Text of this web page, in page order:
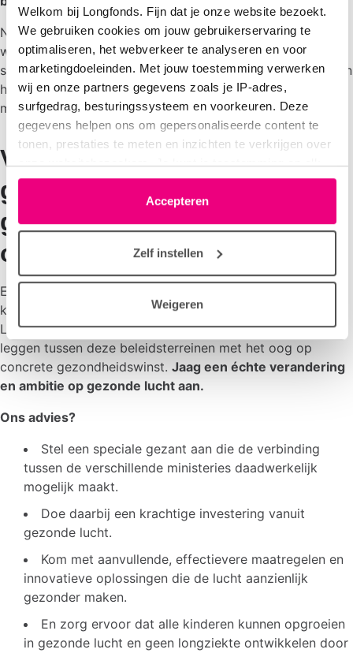
Welkom bij Longfonds. Fijn dat je onze website bezoekt.
We gebruiken cookies om jouw gebruikerservaring te
optimaliseren, het webverkeer te analyseren en voor
marketingdoeleinden. Met jouw toestemming verwerken
wij en onze partners gegevens zoals je IP-adres,
surfgedrag, besturingssysteem en voorkeuren. Deze
gegevens helpen ons om gepersonaliseerde content te
tonen, prestaties te meten en inzichten te verkrijgen over
onze websitebezoekers. Je kunt je toestemming op elk
moment wijzigen of intrekken via het cookie-icoontje
linksonder elke pagina. De lijst met partners is te vinden
in het tabblad “details”.
Accepteren
Zelf instellen
Weigeren
Nederland kent een Schone Lucht Akkoord (SLA),
waarmee aangesloten gemeenten, provincies en het rijk
samenwerken aan gezondere lucht. Echter de ambities van
het SLA moeten sterk omhoog en in lijn worden gebracht
met de nieuwe WHO-advieswaarden.
Verbind luchtkwaliteit en
gezondheid aan andere
grote maatschappelijke
opgaven
Er gaan straks verschillende ministeries aan de slag met
klimaat, energie, volksgezondheid, stikstof en milieu.
Longfonds wil dat het nieuwe kabinet de verbinding gaat
leggen tussen deze beleidsterreinen met het oog op
concrete gezondheidswinst. Jaag een échte verandering
en ambitie op gezonde lucht aan.
Ons advies?
Stel een speciale gezant aan die de verbinding
tussen de verschillende ministeries daadwerkelijk
mogelijk maakt.
Doe daarbij een krachtige investering vanuit
gezonde lucht.
Kom met aanvullende, effectievere maatregelen en
innovatieve oplossingen die de lucht aanzienlijk
gezonder maken.
En zorg ervoor dat alle kinderen kunnen opgroeien
in gezonde lucht en geen longziekte ontwikkelen door